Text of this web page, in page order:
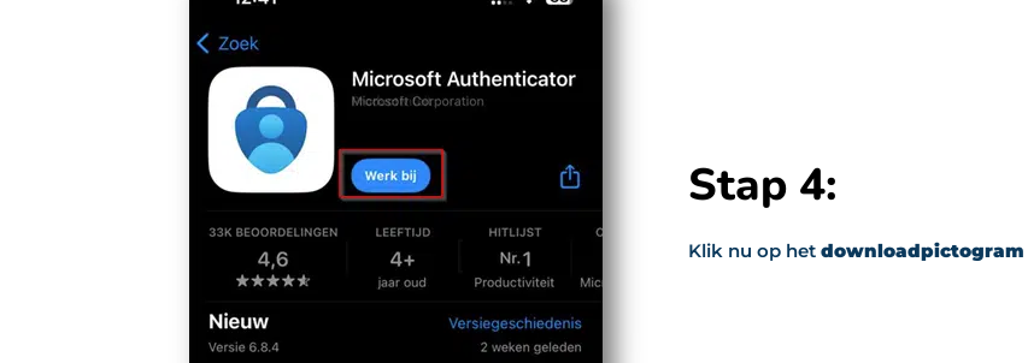
Stap 4:
Klik nu op het downloadpictogram